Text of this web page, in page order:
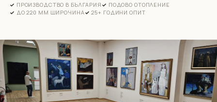
ПРОИЗВОДСТВО В БЪЛГАРИЯ
ПОДОВО ОТОПЛЕНИЕ
ДО 220 ММ ШИРОЧИНА
25+ ГОДИНИ ОПИТ